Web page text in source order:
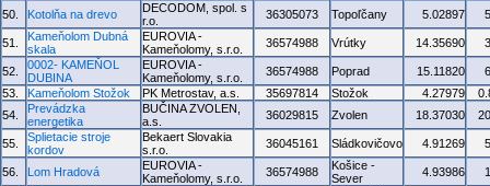
50. Kotolňa na drevo
DECODOM, spol. s
r.o.
36305073 Topoľčany 5.02897
51.
Kameňolom Dubná
skala
EUROVIA -
Kameňolomy, s.r.o.
36574988 Vrútky 14.35690
52.
0002- KAMEŇOL
DUBINA
EUROVIA -
Kameňolomy, s.r.o.
36574988 Poprad 15.11820
53.
Kameňolom Stožok PK Metrostav, a.s. 35697814 Stožok 4.27979
54.
Prevádzka
energetika
BUČINA ZVOLEN,
a.s.
36029815 Zvolen 18.37030
55.
Splietacie stroje
kordov
Bekaert Slovakia
s.r.o.
36045161 Sládkovičovo 4.91269
56. Lom Hradová
EUROVIA -
Kameňolomy, s.r.o.
36574988
Košice -
Sever
4.93986